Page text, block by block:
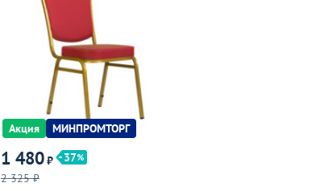
Акция МИНПРОМТОРГ
1 480₽
37
2 325 ₽